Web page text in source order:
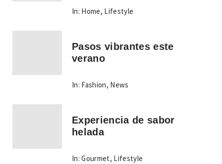
In: Home, Lifestyle
Pasos vibrantes este
verano
In: Fashion, News
Experiencia de sabor
helada
In: Gourmet, Lifestyle